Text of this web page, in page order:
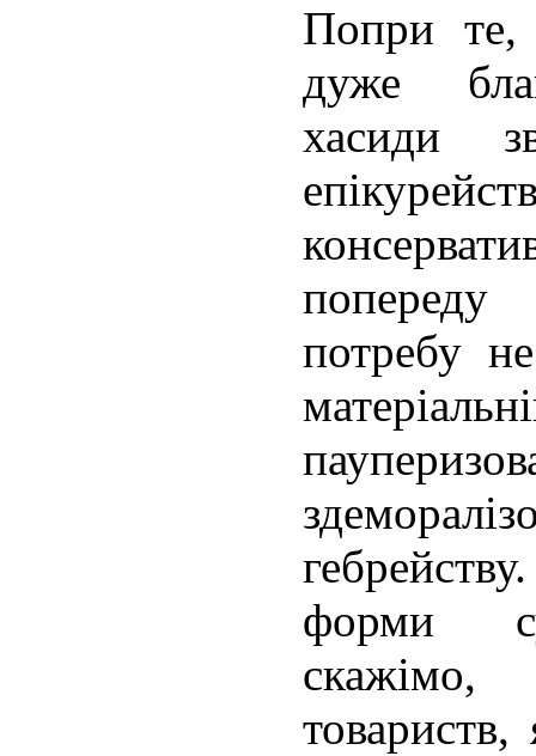
Попри
дуже
хасиди
попереду
потребу
форми
скажімо,
товариств,